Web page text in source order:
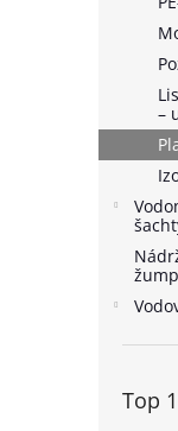
–
Top